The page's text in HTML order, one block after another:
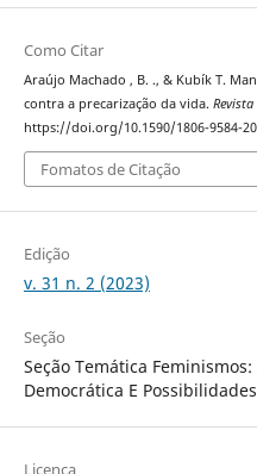
Como Citar
Araújo Machado , B. ., & Kubík T.
contra a precarização da vida.
https://doi.org/10.1590/1806-9584-
Fomatos de Citação
Edição
v. 31 n. 2 (2023)
Seção
Seção Temática
Democrática E